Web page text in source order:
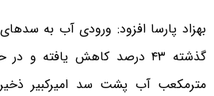
بهزاد پارسا افزود: ورودی آب به
مترمکعب آب پشت سد امیرکبیر